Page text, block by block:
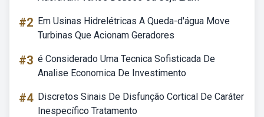
#2 Em Usinas Hidrelétricas A Queda-d'água Move
Turbinas Que Acionam Geradores
#3 é Considerado Uma Tecnica Sofisticada De
Analise Economica De Investimento
#4 Discretos Sinais De Disfunção Cortical De Caráter
Inespecífico Tratamento